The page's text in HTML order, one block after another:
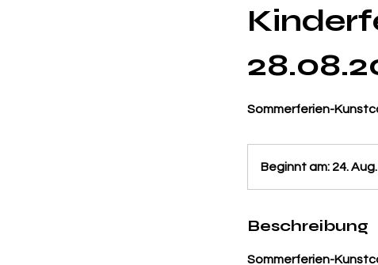
Sommerferien-
Beginnt am: 24. Aug.
Beschreibung
Sommerferien-